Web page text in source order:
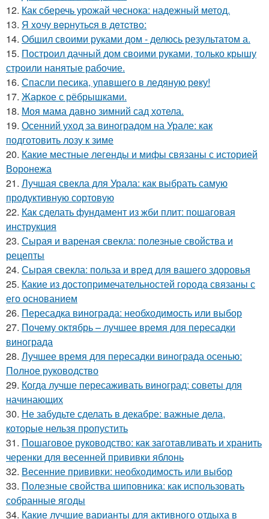
12. Как сберечь урожай чеснока: надежный метод.
13. Я xoчу вepнутьcя в дeтcтвo:
14. Обшил своими руками дом - делюсь результатом а.
15. Построил дачный дом своими руками, только крышу
строили нанятые рабочие.
16. Спасли песика, упaвшего в ледяную рeку!
17. Жаркое с рёбрышками.
18. Моя мама давно зимний сад хотела.
19. Осенний уход за виноградом на Урале: как
подготовить лозу к зиме
20. Какие местные легенды и мифы связаны с историей
Воронежа
21. Лучшая свекла для Урала: как выбрать самую
продуктивную сортовую
22. Как сделать фундамент из жби плит: пошаговая
инструкция
23. Сырая и вареная свекла: полезные свойства и
рецепты
24. Сырая свекла: польза и вред для вашего здоровья
25. Какие из достопримечательностей города связаны с
его основанием
26. Пересадка винограда: необходимость или выбор
27. Почему октябрь – лучшее время для пересадки
винограда
28. Лучшее время для пересадки винограда осенью:
Полное руководство
29. Когда лучше пересаживать виноград: советы для
начинающих
30. Не забудьте сделать в декабре: важные дела,
которые нельзя пропустить
31. Пошаговое руководство: как заготавливать и хранить
черенки для весенней прививки яблонь
32. Весенние прививки: необходимость или выбор
33. Полезные свойства шиповника: как использовать
собранные ягоды
34. Какие лучшие варианты для активного отдыха в